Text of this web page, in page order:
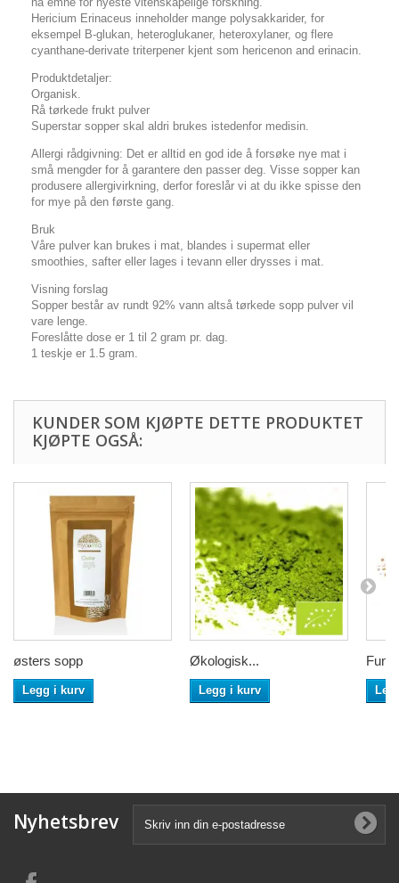
Hericium Erinaceus inneholder mange polysakkarider, for
eksempel B-glukan, heteroglukaner, heteroxylaner, og flere
cyanthane-derivate triterpener kjent som hericenon and erinacin.
Produktdetaljer:
Organisk.
Rå tørkede frukt pulver
Superstar sopper skal aldri brukes istedenfor medisin.
Allergi rådgivning: Det er alltid en god ide å forsøke nye mat i
små mengder for å garantere den passer deg. Visse sopper kan
produsere allergivirkning, derfor foreslår vi at du ikke spisse den
for mye på den første gang.
Bruk
Våre pulver kan brukes i mat, blandes i supermat eller
smoothies, safter eller lages i tevann eller drysses i mat.
Visning forslag
Sopper består av rundt 92% vann altså tørkede sopp pulver vil
vare lenge.
Foreslåtte dose er 1 til 2 gram pr. dag.
1 teskje er 1.5 gram.
KUNDER SOM KJØPTE DETTE PRODUKTET
KJØPTE OGSÅ:
østers sopp
Legg i kurv
Økologisk...
Legg i kurv
Nyhetsbrev